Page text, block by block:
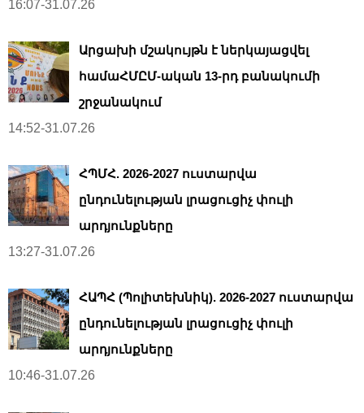
16:07-31.07.26
Արցախի մշակույթն է ներկայացվել
համաՀՄԸՄ-ական 13-րդ բանակումի
շրջանակում
14:52-31.07.26
ՀՊՄՀ. 2026-2027 ուստարվա
ընդունելության լրացուցիչ փուլի
արդյունքները
13:27-31.07.26
ՀԱՊՀ (Պոլիտեխնիկ). 2026-2027 ուստարվա
ընդունելության լրացուցիչ փուլի
արդյունքները
10:46-31.07.26